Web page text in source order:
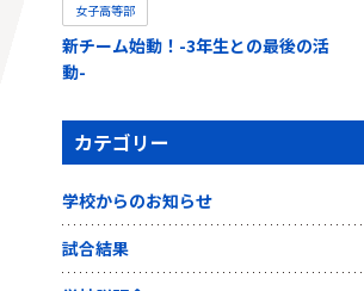
女子高等部
新チーム始動！-3年生との最後の活
動-
カテゴリー
学校からのお知らせ
試合結果